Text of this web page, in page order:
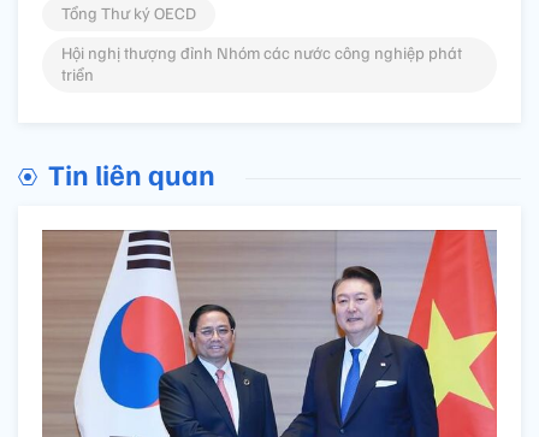
Tổng Thư ký OECD
Hội nghị thượng đỉnh Nhóm các nước công nghiệp phát
triển
Tin liên quan